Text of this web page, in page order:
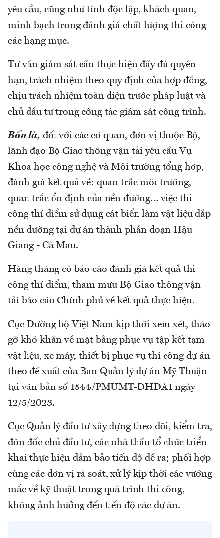
yêu cầu, cũng như tính độc lập, khách quan,
minh bạch trong đánh giá chất lượng thi công
các hạng mục.
Tư vấn giám sát cần thực hiện đầy đủ quyền
hạn, trách nhiệm theo quy định của hợp đồng,
chịu trách nhiệm toàn diện trước pháp luật và
chủ đầu tư trong công tác giám sát công trình.
Bốn là, đối với các cơ quan, đơn vị thuộc Bộ,
lãnh đạo Bộ Giao thông vận tải yêu cầu Vụ
Khoa học công nghệ và Môi trường tổng hợp,
đánh giá kết quả về: quan trắc môi trường,
quan trắc ổn định của nền đường… việc thi
công thí điểm sử dụng cát biển làm vật liệu đắp
nền đường tại dự án thành phần đoạn Hậu
Giang - Cà Mau.
Hàng tháng có báo cáo đánh giá kết quả thi
công thí điểm, tham mưu Bộ Giao thông vận
tải báo cáo Chính phủ về kết quả thực hiện.
Cục Đường bộ Việt Nam kịp thời xem xét, tháo
gỡ khó khăn về mặt bằng phục vụ tập kết tạm
vật liệu, xe máy, thiết bị phục vụ thi công dự án
theo đề xuất của Ban Quản lý dự án Mỹ Thuận
tại văn bản số 1544/PMUMT-ĐHDA1 ngày
12/5/2023.
Cục Quản lý đầu tư xây dựng theo dõi, kiểm tra,
đôn đốc chủ đầu tư, các nhà thầu tổ chức triển
khai thực hiện đảm bảo tiến độ đề ra; phối hợp
cùng các đơn vị rà soát, xử lý kịp thời các vướng
mắc về kỹ thuật trong quá trình thi công,
không ảnh hưởng đến tiến độ các dự án.